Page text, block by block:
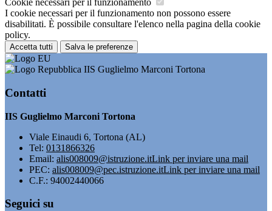
Cookie necessari per il funzionamento
I cookie necessari per il funzionamento non possono essere
disabilitati. È possibile consultare l'elenco nella pagina della cookie
policy.
Accetta tutti Salva le preferenze
IIS Guglielmo Marconi Tortona
Contatti
IIS Guglielmo Marconi Tortona
Viale Einaudi 6, Tortona (AL)
Tel: 0131866326
Email: alis008009@istruzione.itLink per inviare una mail
PEC: alis008009@pec.istruzione.itLink per inviare una mail
C.F.: 94002440066
Seguici su